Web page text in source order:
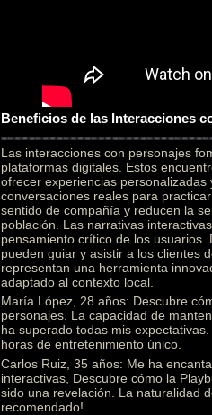
Beneficios de las Interacciones
Las interacciones con personajes
plataformas digitales. Estos
ofrecer experiencias
conversaciones reales para
sentido de compañía y reducen la
población. Las narrativas
pensamiento crítico de los
pueden guiar y asistir a los clientes
representan una herramienta
adaptado al contexto local.
María López, 28 años: Descubre
personajes. La capacidad de
ha superado todas mis
horas de entretenimiento único.
Carlos Ruiz, 35 años: Me ha
interactivas, Descubre cómo la
sido una revelación. La naturalidad
recomendado!